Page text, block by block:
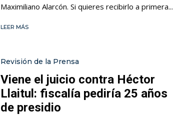
Maximiliano Alarcón. Si quieres recibirlo a primera...
LEER MÁS
Revisión de la Prensa
Viene el juicio contra Héctor
Llaitul: fiscalía pediría 25 años
de presidio